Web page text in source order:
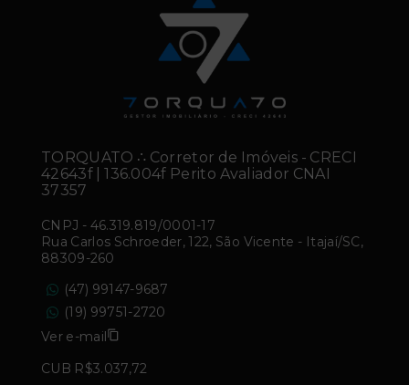
TORQUATO ∴ Corretor de Imóveis - CRECI
42643f | 136.004f Perito Avaliador CNAI
37357
CNPJ - 46.319.819/0001-17
Rua Carlos Schroeder, 122, São Vicente - Itajaí/SC,
88309-260
(47) 99147-9687
(19) 99751-2720
Ver e-mail
CUB R$3.037,72